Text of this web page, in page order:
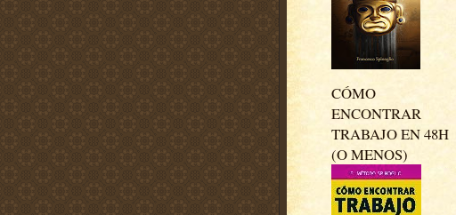
CÓMO
ENCONTRAR
TRABAJO EN 48H
(O MENOS)